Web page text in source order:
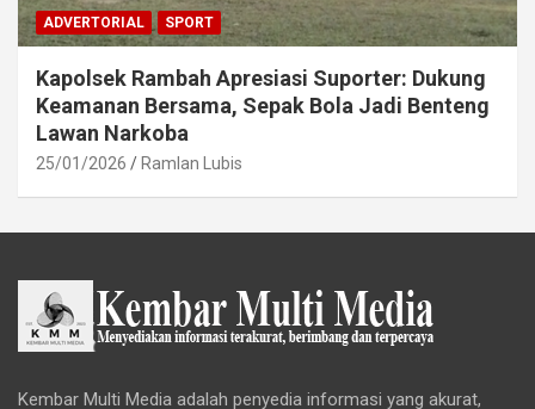
ADVERTORIAL SPORT
Kapolsek Rambah Apresiasi Suporter: Dukung
Keamanan Bersama, Sepak Bola Jadi Benteng
Lawan Narkoba
25/01/2026 Ramlan Lubis
Kembar Multi Media adalah penyedia informasi yang akurat,